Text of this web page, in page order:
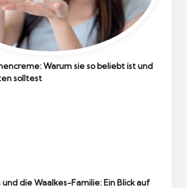
Warum sie so beliebt ist und
solltest
die Waalkes-Familie: Ein Blick auf